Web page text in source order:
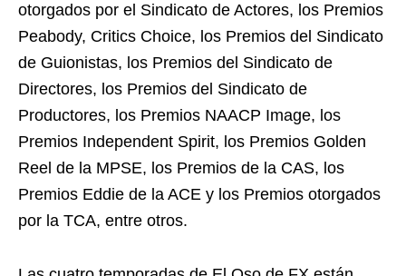
otorgados por el Sindicato de Actores, los Premios
Peabody, Critics Choice, los Premios del Sindicato
de Guionistas, los Premios del Sindicato de
Directores, los Premios del Sindicato de
Productores, los Premios NAACP Image, los
Premios Independent Spirit, los Premios Golden
Reel de la MPSE, los Premios de la CAS, los
Premios Eddie de la ACE y los Premios otorgados
por la TCA, entre otros.